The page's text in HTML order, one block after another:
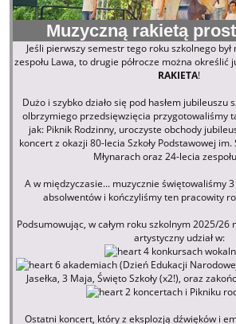
Muzyczną rakietą
Jeśli pierwszy semestr tego roku szkolnego
zespołu Lawa, to drugie półrocze można określić
RAKIETA!
Dużo i szybko działo się pod hasłem jubileuszu
olbrzymiego przedsięwzięcia przygotowaliśmy
jak: Piknik Rodzinny, uroczyste obchody
koncert z okazji 80-lecia Szkoły Podstawowej
Młynarach oraz 24-lecia
A w międzyczasie... muzycznie świętowaliśmy
absolwentów i kończyliśmy ten pracowity
Podsumowując, w całym roku szkolnym 2025/26
artystyczny udział w:
4 konkursach
6 akademiach (Dzień Edukacji
Jasełka, 3 Maja, Święto Szkoły (x2!), oraz
2 koncertach i Pikniku
Ostatni koncert, który z eksplozją dźwięków i